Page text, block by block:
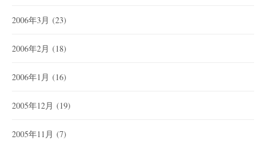
2006年3月 (23)
2006年2月 (18)
2006年1月 (16)
2005年12月 (19)
2005年11月 (7)